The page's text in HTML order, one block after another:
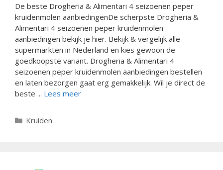
De beste Drogheria & Alimentari 4 seizoenen peper
kruidenmolen aanbiedingenDe scherpste Drogheria &
Alimentari 4 seizoenen peper kruidenmolen
aanbiedingen bekijk je hier. Bekijk & vergelijk alle
supermarkten in Nederland en kies gewoon de
goedkoopste variant. Drogheria & Alimentari 4
seizoenen peper kruidenmolen aanbiedingen bestellen
en laten bezorgen gaat erg gemakkelijk. Wil je direct de
beste ... Lees meer
Categorieën
Kruiden